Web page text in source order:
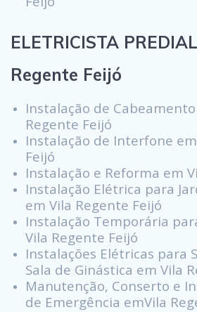
ELETRICISTA
Regente Feijó
Instalação de
Regente Feijó
Instalação de Interfone
Feijó
Instalação e Reforma em
Instalação Elétrica para
em Vila Regente Feijó
Instalação Temporária
Vila Regente Feijó
Instalações Elétricas para
Sala de Ginástica em Vila
Manutenção, Conserto e
de Emergência emVila